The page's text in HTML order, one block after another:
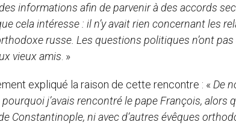
informations afin de parvenir à des accords
cela intéresse : il n’y avait rien concernant les
russe. Les questions politiques n’ont
vieux amis . »
expliqué la raison de cette rencontre : « De
j’avais rencontré le pape François, alors
Constantinople, ni avec d’autres évêques